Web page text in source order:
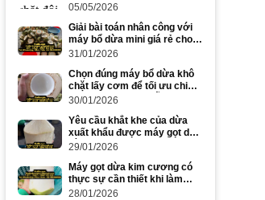
05/05/2026
Giải bài toán nhân công với
máy bổ dừa mini giá rẻ cho
dừa to và dừa nhỏ
31/01/2026
Chọn đúng máy bổ dừa khô
chặt lấy cơm để tối ưu chi
phí và năng suất mỗi ngày
30/01/2026
Yêu cầu khắt khe của dừa
xuất khẩu được máy gọt dừa
bằng điện đáp ứng ra sao?
29/01/2026
Máy gọt dừa kim cương có
thực sự cần thiết khi làm
dừa xuất khẩu số lượng lớn?
28/01/2026